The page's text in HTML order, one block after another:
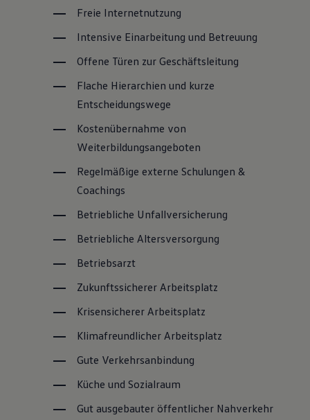
Freie Internetnutzung
Intensive Einarbeitung und Betreuung
Offene Türen zur Geschäftsleitung
Flache Hierarchien und kurze
Entscheidungswege
Kostenübernahme von
Weiterbildungsangeboten
Regelmäßige externe Schulungen &
Coachings
Betriebliche Unfallversicherung
Betriebliche Altersversorgung
Betriebsarzt
Zukunftssicherer Arbeitsplatz
Krisensicherer Arbeitsplatz
Klimafreundlicher Arbeitsplatz
Gute Verkehrsanbindung
Küche und Sozialraum
Gut ausgebauter öffentlicher Nahverkehr